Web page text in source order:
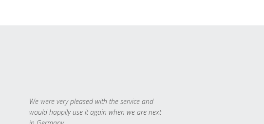
We were very pleased with the service and
would happily use it again when we are next